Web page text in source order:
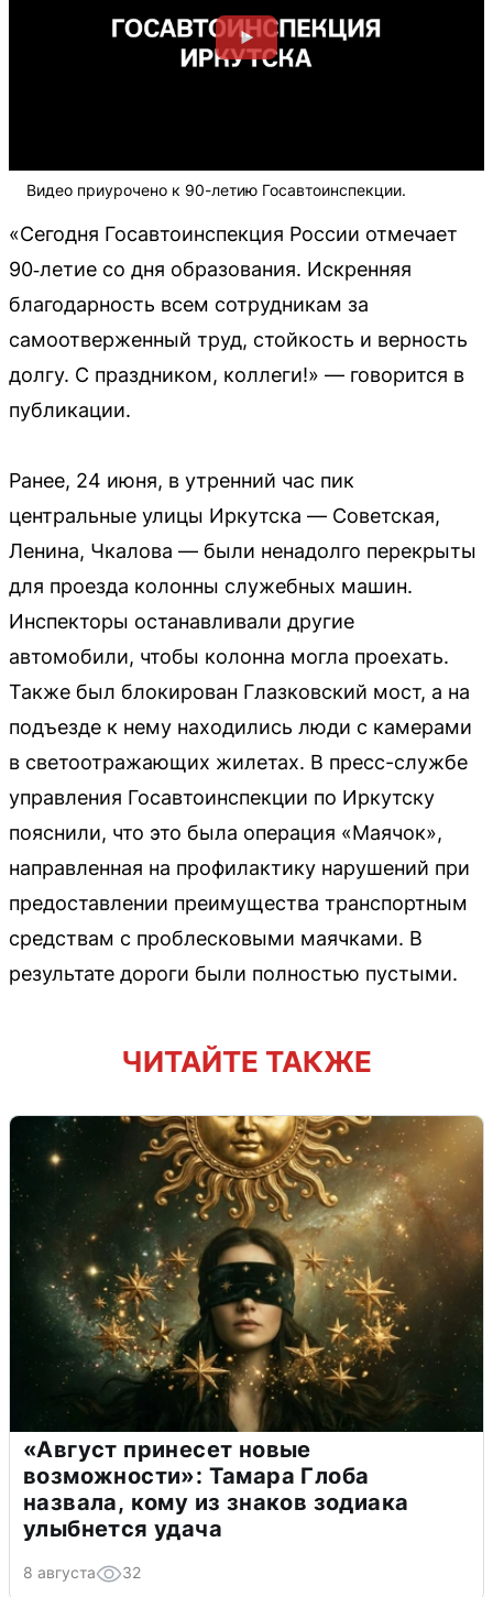
Видео приурочено к 90-летию Госавтоинспекции.
«Сегодня Госавтоинспекция России отмечает
90‑летие со дня образования. Искренняя
благодарность всем сотрудникам за
самоотверженный труд, стойкость и верность
долгу. С праздником, коллеги!» — говорится в
публикации.
Ранее, 24 июня, в утренний час пик
центральные улицы Иркутска — Советская,
Ленина, Чкалова — были ненадолго перекрыты
для проезда колонны служебных машин.
Инспекторы останавливали другие
автомобили, чтобы колонна могла проехать.
Также был блокирован Глазковский мост, а на
подъезде к нему находились люди с камерами
в светоотражающих жилетах. В пресс-службе
управления Госавтоинспекции по Иркутску
пояснили, что это была операция «Маячок»,
направленная на профилактику нарушений при
предоставлении преимущества транспортным
средствам с проблесковыми маячками. В
результате дороги были полностью пустыми.
ЧИТАЙТЕ ТАКЖЕ
«Август принесет новые
возможности»: Тамара Глоба
назвала, кому из знаков зодиака
улыбнется удача
8 августа 32